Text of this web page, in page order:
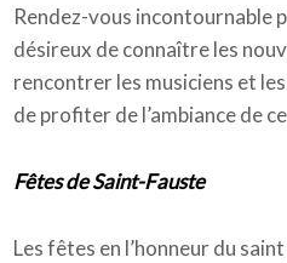
Rendez-vous incontournable
désireux de connaître les
rencontrer les musiciens et
de profiter de l’ambiance de
Fêtes de Saint-Fauste
Les fêtes en l’honneur du